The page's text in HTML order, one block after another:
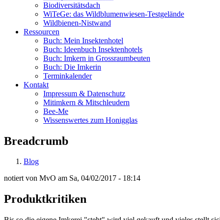
Biodiversitätsdach
WiTeGe: das Wildblumenwiesen-Testgelände
Wildbienen-Nistwand
Ressourcen
Buch: Mein Insektenhotel
Buch: Ideenbuch Insektenhotels
Buch: Imkern in Grossraumbeuten
Buch: Die Imkerin
Terminkalender
Kontakt
Impressum & Datenschutz
Mitimkern & Mitschleudern
Bee-Me
Wissenswertes zum Honigglas
Breadcrumb
Blog
notiert von MvO am Sa, 04/02/2017 - 18:14
Produktkritiken